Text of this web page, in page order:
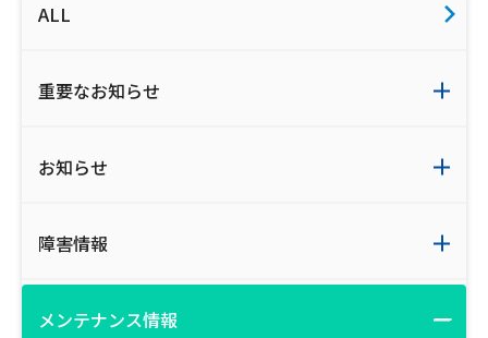
ALL
重要なお知らせ
お知らせ
障害情報
メンテナンス情報